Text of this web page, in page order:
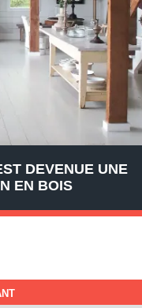
DEVENUE UNE
EN BOIS